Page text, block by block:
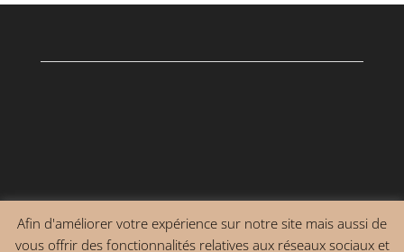
Afin d'améliorer votre expérience sur notre site mais aussi de
vous offrir des fonctionnalités relatives aux réseaux sociaux et